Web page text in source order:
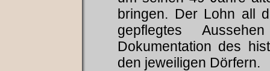
bringen. Der Lohn all
gepflegtes
Dokumentation des
den jeweiligen Dörfern.